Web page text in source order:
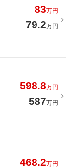
83万円
79.2万円
598.8万円
587万円
468.2万円